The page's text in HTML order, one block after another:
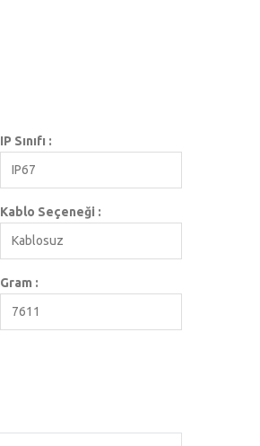
IP Sınıfı :
IP67
Kablo Seçeneği :
Kablosuz
Gram :
7611